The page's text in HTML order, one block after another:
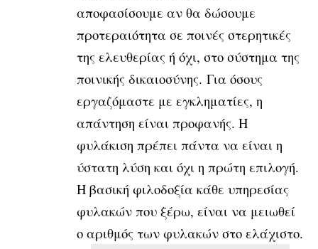
αποφασίσουμε αν θα δώσουμε
προτεραιότητα σε ποινές στερητικές
της ελευθερίας ή όχι, στο σύστημα της
ποινικής δικαιοσύνης. Για όσους
εργαζόμαστε με εγκληματίες, η
απάντηση είναι προφανής. Η
φυλάκιση πρέπει πάντα να είναι η
ύστατη λύση και όχι η πρώτη επιλογή.
Η βασική φιλοδοξία κάθε υπηρεσίας
φυλακών που ξέρω, είναι να μειωθεί
ο αριθμός των φυλακών στο ελάχιστο.